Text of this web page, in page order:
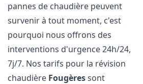
pannes de chaudière peuvent
survenir à tout moment, c'est
pourquoi nous offrons des
interventions d'urgence 24h/24,
7j/7. Nos tarifs pour la révision
chaudière Fougèressont